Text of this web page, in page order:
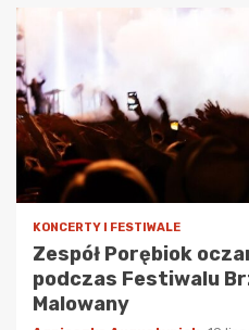
KONCERTY I FESTIWALE
Zespół Porębiok
podczas Festiwalu
Malowany